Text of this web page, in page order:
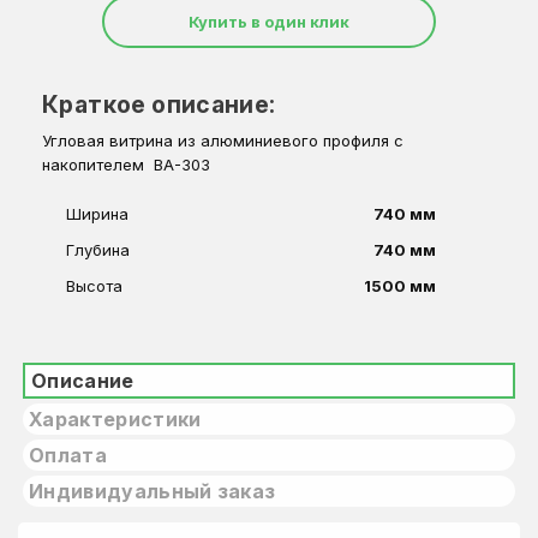
Купить в один клик
Краткое описание:
Угловая витрина из алюминиевого профиля с
накопителем ВА-303
Ширина
740 мм
Глубина
740 мм
Высота
1500 мм
Описание
Характеристики
Оплата
Индивидуальный заказ